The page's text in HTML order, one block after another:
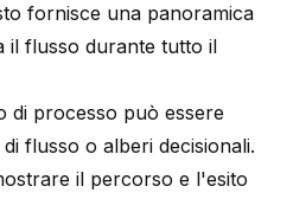
fornisce una panoramica
il flusso durante tutto il
di processo può essere
flusso o alberi decisionali.
il percorso e l'esito